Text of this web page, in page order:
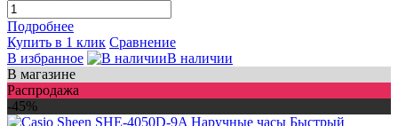
Подробнее
Купить в 1 клик Сравнение
В избранное
В наличии
В магазине
Распродажа
-45%
Быстрый